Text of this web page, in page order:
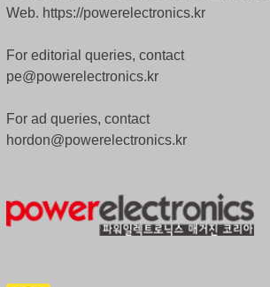
Web. https://powerelectronics.kr
For editorial queries, contact
pe@powerelectronics.kr
For ad queries, contact
hordon@powerelectronics.kr